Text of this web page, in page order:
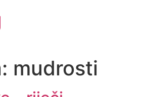
mudrosti